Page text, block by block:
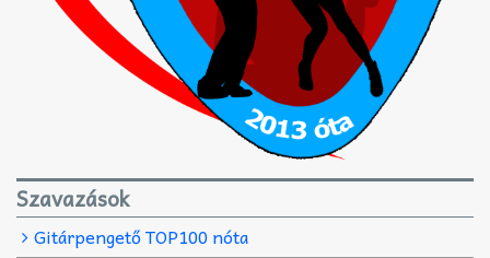
Szavazások
Gitárpengető TOP100 nóta